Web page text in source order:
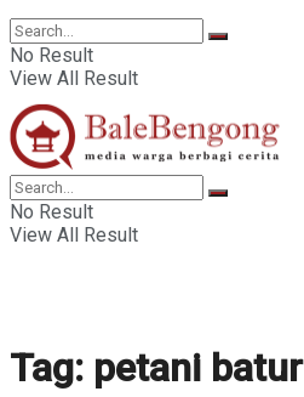
No Result
View All Result
No Result
View All Result
Tag: petani batur